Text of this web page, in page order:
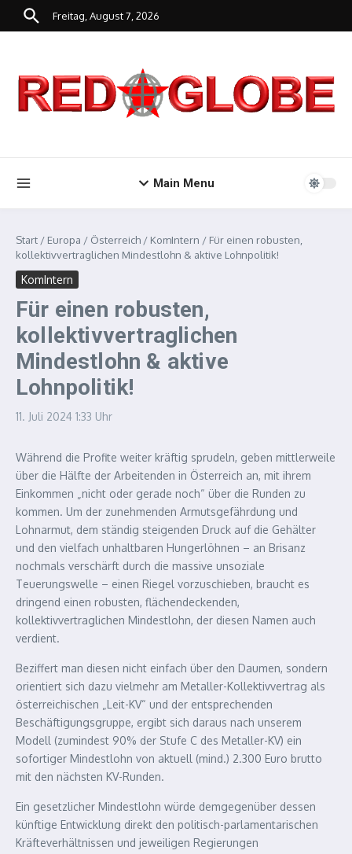
Zum Inhalt springen
Freitag, August 7, 2026
Main Menu
Start / Europa / Österreich / KomIntern / Für einen robusten,
kollektivvertraglichen Mindestlohn & aktive Lohnpolitik!
KomIntern
Für einen robusten,
kollektivvertraglichen
Mindestlohn & aktive
Lohnpolitik!
11. Juli 2024 1:33 Uhr
Während die Profite weiter kräftig sprudeln, geben mittlerweile
über die Hälfte der Arbeitenden in Österreich an, mit ihrem
Einkommen „nicht oder gerade noch“ über die Runden zu
kommen. Um der zunehmenden Armutsgefährdung und
Lohnarmut, dem ständig steigenden Druck auf die Gehälter
und den vielfach unhaltbaren Hungerlöhnen – an Brisanz
nochmals verschärft durch die massive unsoziale
Teuerungswelle – einen Riegel vorzuschieben, braucht es
dringend einen robusten, flächendeckenden,
kollektivvertraglichen Mindestlohn, der diesen Namen auch
verdient.
Beziffert man diesen nicht einfach über den Daumen, sondern
orientiert sich dazu vielmehr am Metaller-Kollektivvertrag als
österreichischen „Leit-KV“ und der entsprechenden
Beschäftigungsgruppe, ergibt sich daraus nach unserem
Modell (zumindest 90% der Stufe C des Metaller-KV) ein
sofortiger Mindestlohn von aktuell (mind.) 2.300 Euro brutto
mit den nächsten KV-Runden.
Ein gesetzlicher Mindestlohn würde demgegenüber dessen
künftige Entwicklung direkt den politisch-parlamentarischen
Kräfteverhältnissen und jeweiligen Regierungen